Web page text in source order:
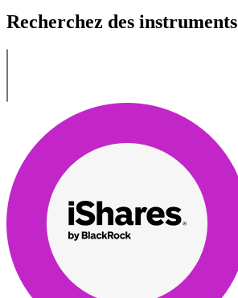
Recherchez des instruments